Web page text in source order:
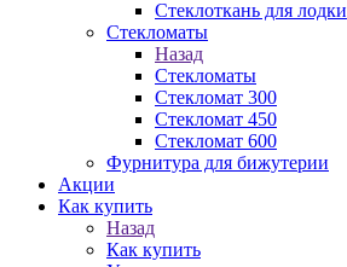
Стеклоткань для лодки
Стекломаты
Назад
Стекломаты
Стекломат 300
Стекломат 450
Стекломат 600
Фурнитура для бижутерии
Акции
Как купить
Назад
Как купить